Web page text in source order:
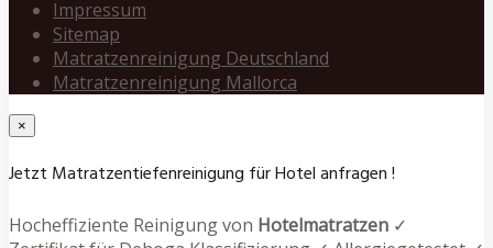
Impressum
Sitemap
Matratzenreinigung Deutschland
Matratzenreinigung Mallorca
×
Jetzt Matratzentiefenreinigung für Hotel anfragen !
Hocheffiziente Reinigung von Hotelmatratzen ✓